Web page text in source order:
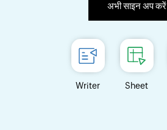
अभी साइन अप करें
Writer Sheet